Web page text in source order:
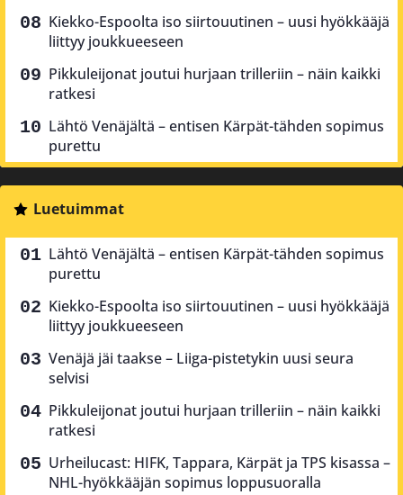
Kiekko-Espoolta iso siirtouutinen – uusi hyökkääjä
liittyy joukkueeseen
Pikkuleijonat joutui hurjaan trilleriin – näin kaikki
ratkesi
Lähtö Venäjältä – entisen Kärpät-tähden sopimus
purettu
Luetuimmat
Lähtö Venäjältä – entisen Kärpät-tähden sopimus
purettu
Kiekko-Espoolta iso siirtouutinen – uusi hyökkääjä
liittyy joukkueeseen
Venäjä jäi taakse – Liiga-pistetykin uusi seura
selvisi
Pikkuleijonat joutui hurjaan trilleriin – näin kaikki
ratkesi
Urheilucast: HIFK, Tappara, Kärpät ja TPS kisassa –
NHL-hyökkääjän sopimus loppusuoralla